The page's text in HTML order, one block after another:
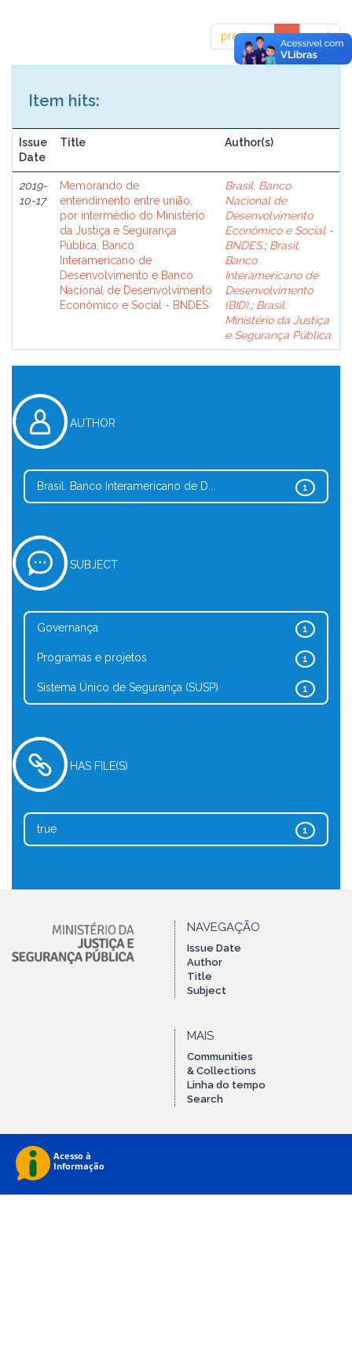
previous 1 next
Item hits:
Issue
Date
Title Author(s)
2019-
10-17
Memorando de
entendimento entre união,
por intermédio do Ministério
da Justiça e Segurança
Pública, Banco
Interamericano de
Desenvolvimento e Banco
Nacional de Desenvolvimento
Econômico e Social - BNDES
Brasil. Banco
Nacional de
Desenvolvimento
Econômico e Social -
BNDES.; Brasil.
Banco
Interamericano de
Desenvolvimento
(BID).; Brasil.
Ministério da Justiça
e Segurança Pública.
AUTHOR
1
Brasil. Banco Interamericano de D...
SUBJECT
1
Governança
1
Programas e projetos
1
Sistema Único de Segurança (SUSP)
HAS FILE(S)
1
true
NAVEGAÇÃO
Issue Date
Author
Title
Subject
MAIS
Communities
& Collections
Linha do tempo
Search